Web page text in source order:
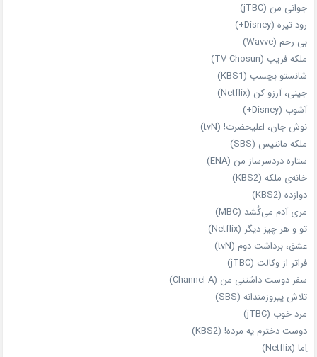
جوانی من (jTBC)
رود تیره (Disney+)
بی‌ رحم (Wavve)
ملکه فریب (TV Chosun)
شانستو بچسب (KBS1)
جینی، آرزو کن (Netflix)
آشوب (Disney+)
نوش جان، اعلیحضرت! (tvN)
ملکه‌ مانتیس (SBS)
ستاره دردسرساز من (ENA)
خانه‌ی ملکه (KBS2)
دوازده (KBS2)
مری آدم می‌کُشد (MBC)
تو و هر چیز دیگر (Netflix)
عشق، برداشت دوم (tvN)
فراتر از وکالت (jTBC)
سفر دوست‌ داشتنی من (Channel A)
تلاش پیروزمندانه (SBS)
مرد خوب (jTBC)
دوست دخترم یه مرده! (KBS2)
اِما (Netflix)